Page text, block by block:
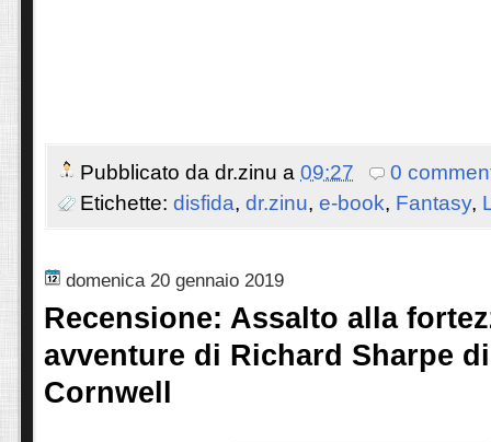
Pubblicato da dr.zinu a 09:27
0
Etichette: disfida, dr.zinu, e-book, Fantasy,
domenica 20 gennaio 2019
Recensione: Assalto alla
avventure di Richard Sharpe
Cornwell